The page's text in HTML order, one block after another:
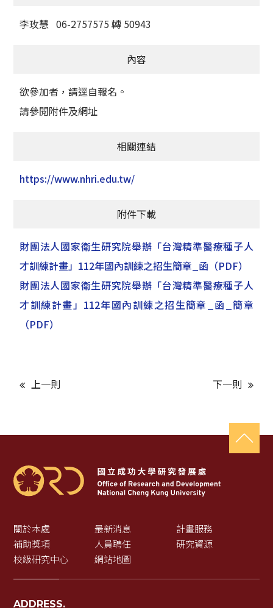
李玫慧 06-2757575 轉 50943
內容
欲參加者，請逕自報名。
請參閱附件及網址
相關連結
https://www.nhri.edu.tw/
附件下載
財團法人國家衛生研究院舉辦「台灣精準醫療種子人
才訓練計畫」112年國內訓練之招生簡章_函 （PDF）
財團法人國家衛生研究院舉辦「台灣精準醫療種子人
才訓練計畫」112年國內訓練之招生簡章_函_簡章
（PDF）
上一則 下一則
關於本處 最新消息
計畫服務
補助獎項
人員聘任
研究資源
校級研究中心
網站地圖
ADDRESS.